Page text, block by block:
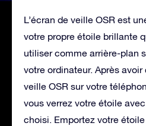
L’écran de veille OSR est
votre propre étoile brillante
utiliser comme arrière-plan
votre ordinateur. Après avoir
veille OSR sur votre
vous verrez votre étoile
choisi. Emportez votre